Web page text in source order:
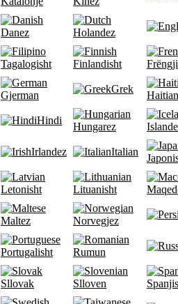
Danez Holandez
Tagalogisht Finlandisht
Gjerman
Grek
Hindi
Hungarez
Irlandez Italian
Letonisht Lituanisht
Maltez Norvegjez
Portugalisht Rumun
Sllovak Slloven